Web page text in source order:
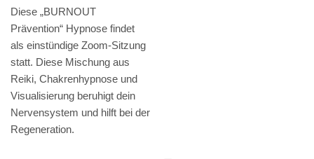
Diese „BURNOUT
Prävention“ Hypnose findet
als einstündige Zoom-Sitzung
statt. Diese Mischung aus
Reiki, Chakrenhypnose und
Visualisierung beruhigt dein
Nervensystem und hilft bei der
Regeneration.